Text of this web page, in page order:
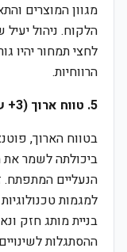
מגוון המוצרים
הלקוח. ניהול
לחצי תמחור יהיו
הרווחיות.
5. טווח ארוך (3+ שנים): הערכה כללית
ביכולתה לשמר את
הנעליים
בניית מותג חזק
ההסתגלות